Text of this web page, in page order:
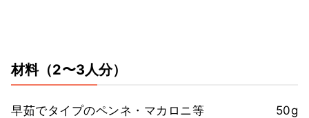
材料（2〜3人分）
早茹でタイプのペンネ・マカロニ等
50g